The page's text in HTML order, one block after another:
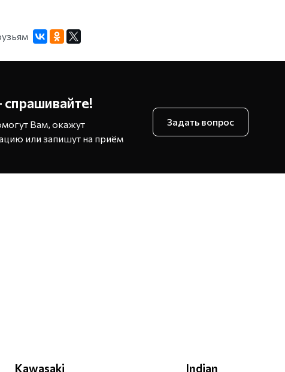
спрашивайте!
Вам, окажут
или запишут на приём
Задать вопрос
Kawasaki Indian